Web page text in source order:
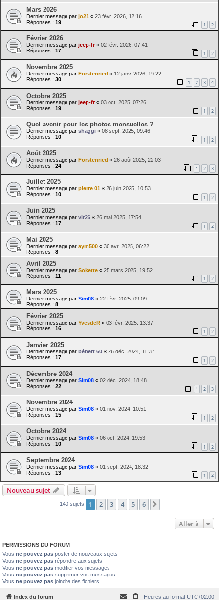
Mars 2026
Dernier message par jo21 « 23 févr. 2026, 12:16
Réponses : 19 1 2
Février 2026
Dernier message par jeep-fr « 02 févr. 2026, 07:41
Réponses : 17 1 2
Novembre 2025
Dernier message par Forstenried « 12 janv. 2026, 19:22
Réponses : 30 1 2 3 4
Octobre 2025
Dernier message par jeep-fr « 03 oct. 2025, 07:26
Réponses : 19 1 2
Quel avenir pour les photos mensuelles ?
Dernier message par shaggi « 08 sept. 2025, 09:46
Réponses : 10 1 2
Août 2025
Dernier message par Forstenried « 26 août 2025, 22:03
Réponses : 24 1 2 3
Juillet 2025
Dernier message par pierre 01 « 26 juin 2025, 10:53
Réponses : 10 1 2
Juin 2025
Dernier message par vlr26 « 26 mai 2025, 17:54
Réponses : 17 1 2
Mai 2025
Dernier message par aym500 « 30 avr. 2025, 06:22
Réponses : 8
Avril 2025
Dernier message par Sokette « 25 mars 2025, 19:52
Réponses : 11 1 2
Mars 2025
Dernier message par Sim08 « 22 févr. 2025, 09:09
Réponses : 8
Février 2025
Dernier message par YvesdeR « 03 févr. 2025, 13:37
Réponses : 16 1 2
Janvier 2025
Dernier message par bébert 60 « 26 déc. 2024, 11:37
Réponses : 17 1 2
Décembre 2024
Dernier message par Sim08 « 02 déc. 2024, 18:48
Réponses : 22 1 2 3
Novembre 2024
Dernier message par Sim08 « 01 nov. 2024, 10:51
Réponses : 15 1 2
Octobre 2024
Dernier message par Sim08 « 06 oct. 2024, 19:53
Réponses : 10 1 2
Septembre 2024
Dernier message par Sim08 « 01 sept. 2024, 18:32
Réponses : 13 1 2
Nouveau sujet
140 sujets 1 2 3 4 5 6
Aller à
PERMISSIONS DU FORUM
Vous ne pouvez pas poster de nouveaux sujets
Vous ne pouvez pas répondre aux sujets
Vous ne pouvez pas modifier vos messages
Vous ne pouvez pas supprimer vos messages
Vous ne pouvez pas joindre des fichiers
Index du forum Heures au format UTC+02:00